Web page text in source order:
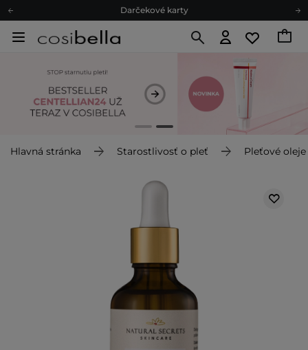
Darčekové karty
Ekologické balenie
Darčekové karty
Ekologické balenie
Hlavná stránka Starostlivosť o pleť Pleťové oleje